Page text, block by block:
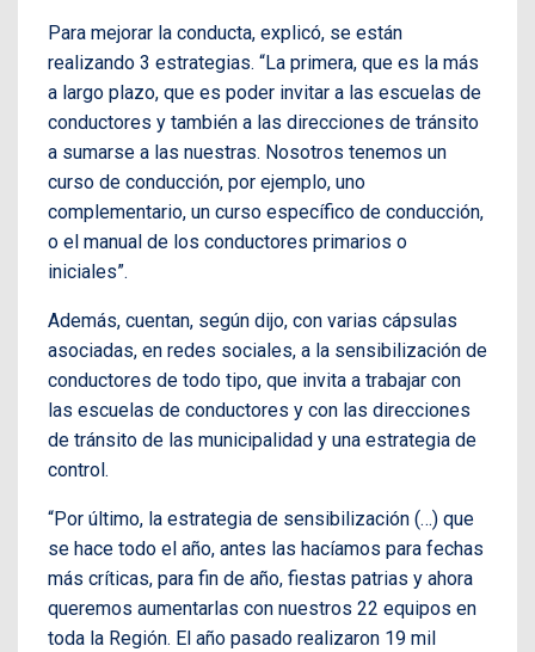
Para mejorar la conducta, explicó, se están
realizando 3 estrategias. “La primera, que es la más
a largo plazo, que es poder invitar a las escuelas de
conductores y también a las direcciones de tránsito
a sumarse a las nuestras. Nosotros tenemos un
curso de conducción, por ejemplo, uno
complementario, un curso específico de conducción,
o el manual de los conductores primarios o
iniciales”.
Además, cuentan, según dijo, con varias cápsulas
asociadas, en redes sociales, a la sensibilización de
conductores de todo tipo, que invita a trabajar con
las escuelas de conductores y con las direcciones
de tránsito de las municipalidad y una estrategia de
control.
“Por último, la estrategia de sensibilización (…) que
se hace todo el año, antes las hacíamos para fechas
más críticas, para fin de año, fiestas patrias y ahora
queremos aumentarlas con nuestros 22 equipos en
toda la Región. El año pasado realizaron 19 mil